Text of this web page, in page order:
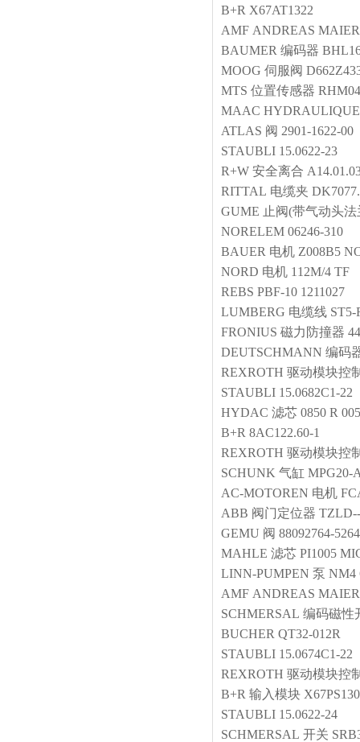
B+R X67AT1322
AMF ANDREAS
BAUMER 编码器
MOOG 伺服阀
MTS 位置传感器
MAAC HYDRAULIQUE
ATLAS 阀 2901-1622-00
STAUBLI 15.0622-23
R+W 安全离合
RITTAL 电缆夹
GUME 止阀(带气动头法
NORELEM 06246-310
BAUER 电机 Z008B5
NORD 电机 112M/4 TF
REBS PBF-10 1211027
LUMBERG 电缆线 ST5-
FRONIUS 磁力防撞器
DEUTSCHMANN 编码
REXROTH 驱动模块控
STAUBLI 15.0682C1-22
HYDAC 滤芯 0850 R
B+R 8AC122.60-1
REXROTH 驱动模块控
SCHUNK 气缸 MPG20-
AC-MOTOREN 电机
ABB 阀门定位器
GEMU 阀 88092764-
MAHLE 滤芯 PI1005
LINN-PUMPEN 泵 NM4
AMF ANDREAS
SCHMERSAL 编码磁性
BUCHER QT32-012R
STAUBLI 15.0674C1-22
REXROTH 驱动模块控
B+R 输入模块
STAUBLI 15.0622-24
SCHMERSAL 开关